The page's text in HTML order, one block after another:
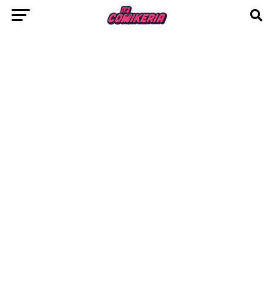
esperar una buena cantidad de contenido
para el simulador de museos este verano